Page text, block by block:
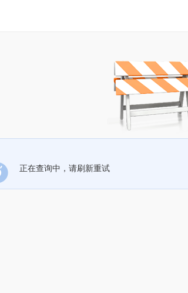
正在查询中，请刷新重试